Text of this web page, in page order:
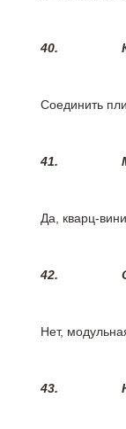
40.
Соединить
41.
Да, кварц-
42.
Нет,
43.